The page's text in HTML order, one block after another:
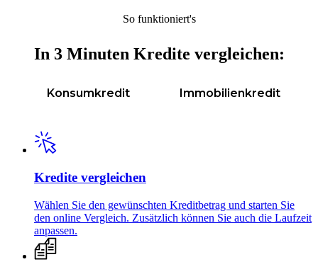
So funktioniert's
In 3 Minuten Kredite vergleichen:
Konsum­kredit Immobilienkredit
Kredite vergleichen
Wählen Sie den gewünschten Kreditbetrag und starten Sie
den online Vergleich. Zusätzlich können Sie auch die Laufzeit
anpassen.